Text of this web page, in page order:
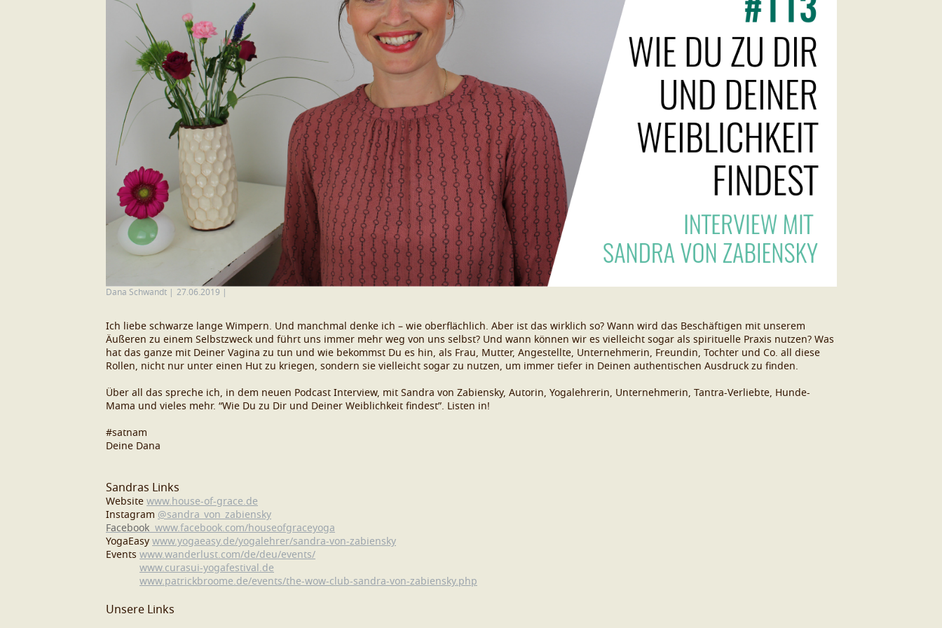
Dana Schwandt 27.06.2019
Ich liebe schwarze lange Wimpern. Und manchmal denke ich – wie oberflächlich. Aber ist das wirklich so? Wann wird das Beschäftigen mit unserem
Äußeren zu einem Selbstzweck und führt uns immer mehr weg von uns selbst? Und wann können wir es vielleicht sogar als spirituelle Praxis nutzen? Was
hat das ganze mit Deiner Vagina zu tun und wie bekommst Du es hin, als Frau, Mutter, Angestellte, Unternehmerin, Freundin, Tochter und Co. all diese
Rollen, nicht nur unter einen Hut zu kriegen, sondern sie vielleicht sogar zu nutzen, um immer tiefer in Deinen authentischen Ausdruck zu finden.
Über all das spreche ich, in dem neuen Podcast Interview, mit Sandra von Zabiensky, Autorin, Yogalehrerin, Unternehmerin, Tantra-Verliebte, Hunde-
Mama und vieles mehr. “Wie Du zu Dir und Deiner Weiblichkeit findest”. Listen in!
#satnam
Deine Dana
Sandras Links
Website www.house-of-grace.de
Instagram @sandra_von_zabiensky
Facebook www.facebook.com/houseofgraceyoga
YogaEasy www.yogaeasy.de/yogalehrer/sandra-von-zabiensky
Events www.wanderlust.com/de/deu/events/
www.curasui-yogafestival.de
www.patrickbroome.de/events/the-wow-club-sandra-von-zabiensky.php
Unsere Links